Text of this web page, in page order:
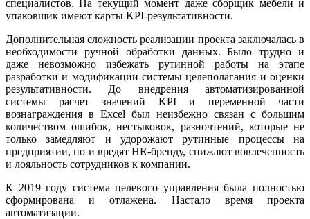
специалистов. На текущий момент даже сборщик мебели и
упаковщик имеют карты KPI-результативности.
Дополнительная сложность реализации проекта заключалась в
необходимости ручной обработки данных. Было трудно и
даже невозможно избежать рутинной работы на этапе
разработки и модификации системы целеполагания и оценки
результативности. До внедрения автоматизированной
системы расчет значений KPI и переменной части
вознаграждения в Excel был неизбежно связан с большим
количеством ошибок, нестыковок, разночтений, которые не
только замедляют и удорожают рутинные процессы на
предприятии, но и вредят HR-бренду, снижают вовлеченность
и лояльность сотрудников к компании.
К 2019 году система целевого управления была полностью
сформирована и отлажена. Настало время проекта
автоматизации.